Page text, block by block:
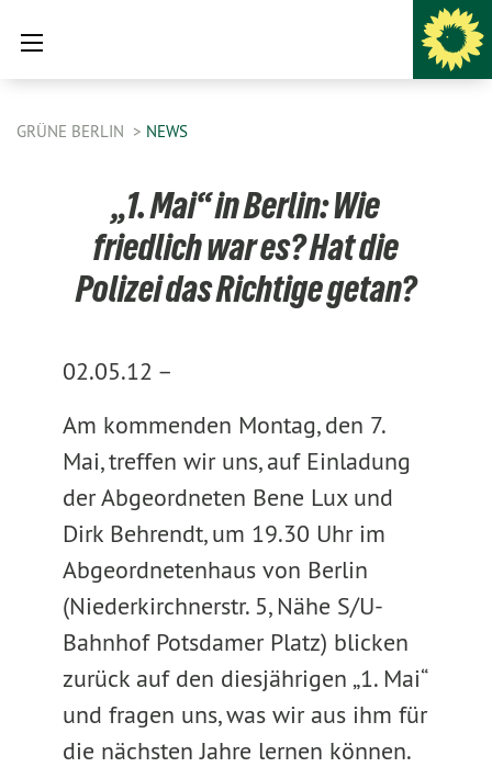
GRÜNE BERLIN NEWS
„1. Mai“ in Berlin: Wie
friedlich war es? Hat die
Polizei das Richtige getan?
02.05.12 –
Am kommenden Montag, den 7.
Mai, treffen wir uns, auf Einladung
der Abgeordneten Bene Lux und
Dirk Behrendt, um 19.30 Uhr im
Abgeordnetenhaus von Berlin
(Niederkirchnerstr. 5, Nähe S/U-
Bahnhof Potsdamer Platz) blicken
zurück auf den diesjährigen „1. Mai“
und fragen uns, was wir aus ihm für
die nächsten Jahre lernen können.